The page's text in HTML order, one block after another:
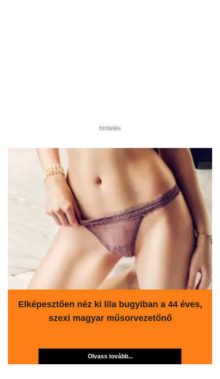
hirdetés
Elképesztően néz ki lila bugyiban a 44 éves,
szexi magyar műsorvezetőnő
Olvass tovább...